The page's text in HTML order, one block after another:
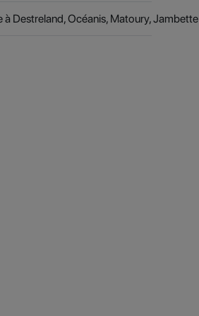
Destreland, Océanis, Matoury, Jambette